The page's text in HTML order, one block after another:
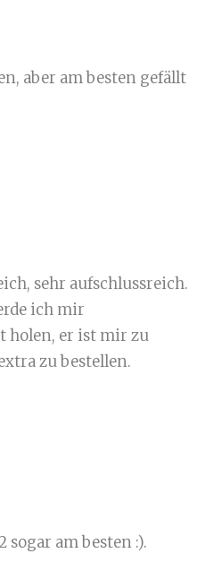
aber am besten gefällt
sehr aufschlussreich.
ich mir
holen, er ist mir zu
zu bestellen.
am besten :).